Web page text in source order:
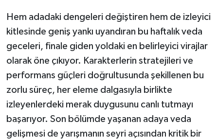
Hem adadaki dengeleri değiştiren hem de izleyici
kitlesinde geniş yankı uyandıran bu haftalık veda
geceleri, finale giden yoldaki en belirleyici virajlar
olarak öne çıkıyor. Karakterlerin stratejileri ve
performans güçleri doğrultusunda şekillenen bu
zorlu süreç, her eleme dalgasıyla birlikte
izleyenlerdeki merak duygusunu canlı tutmayı
başarıyor. Son bölümde yaşanan adaya veda
gelişmesi de yarışmanın seyri açısından kritik bir